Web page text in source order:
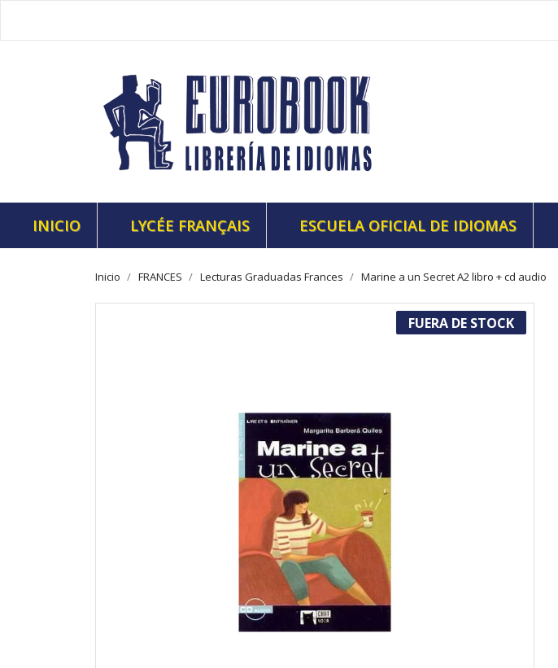
INICIO LYCÉE FRANÇAIS ESCUELA OFICIAL DE IDIOMAS
Inicio FRANCES Lecturas Graduadas Frances Marine a un Secret A2 libro + cd audio
FUERA DE STOCK